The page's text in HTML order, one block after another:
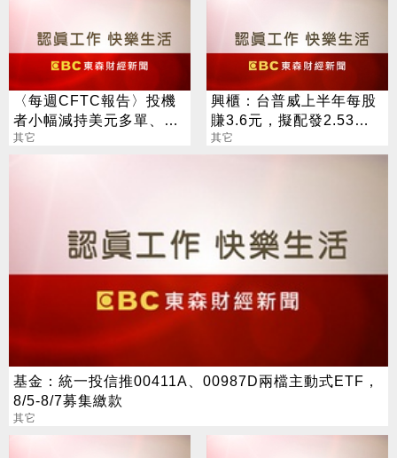
〈每週CFTC報告〉投機
者小幅減持美元多單、看
多英鎊、澳幣
其它
興櫃：台普威上半年每股
賺3.6元，擬配發2.53元
股息及買回庫藏股60萬股
其它
基金：統一投信推00411A、00987D兩檔主動式ETF，
8/5-8/7募集繳款
其它